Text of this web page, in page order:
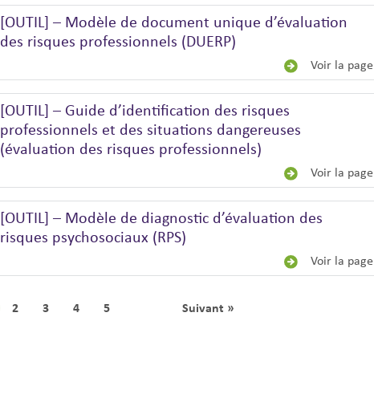
[OUTIL] – Modèle de document unique d’évaluation
des risques professionnels (DUERP)
Voir la page
[OUTIL] – Guide d’identification des risques
professionnels et des situations dangereuses
(évaluation des risques professionnels)
Voir la page
[OUTIL] – Modèle de diagnostic d’évaluation des
risques psychosociaux (RPS)
Voir la page
2 3 4 5 Suivant »